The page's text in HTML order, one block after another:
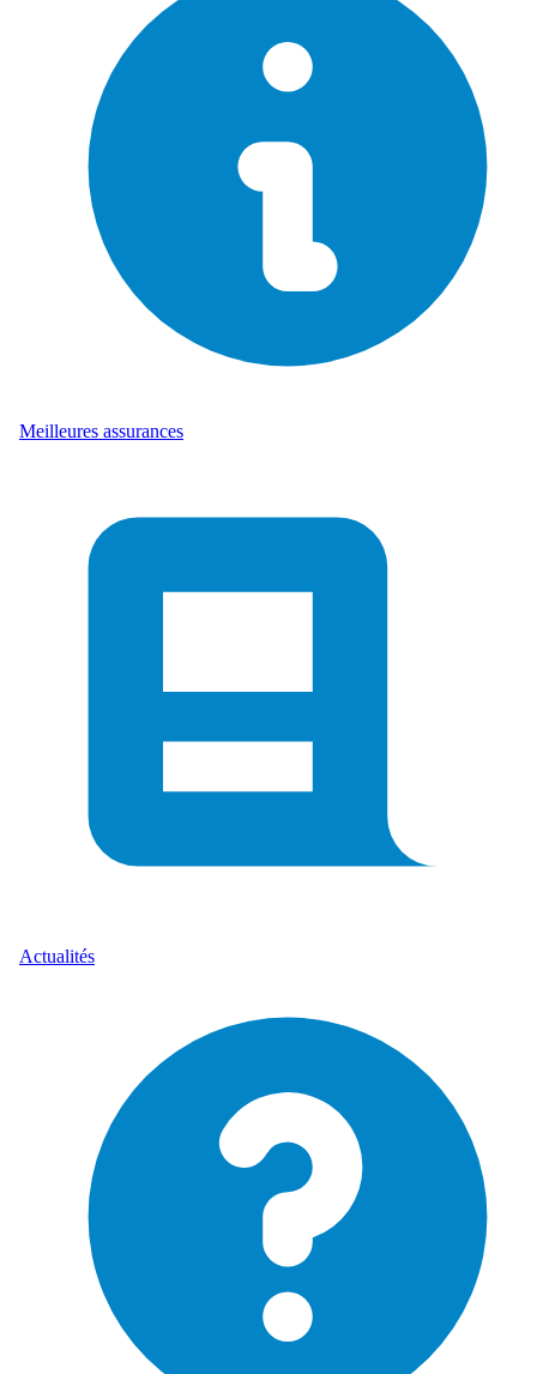
Meilleures assurances
Actualités